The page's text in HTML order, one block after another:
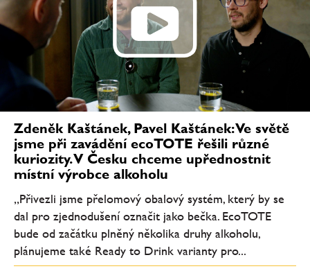
Zdeněk Kaštánek, Pavel Kaštánek: Ve světě
jsme při zavádění ecoTOTE řešili různé
kuriozity. V Česku chceme upřednostnit
místní výrobce alkoholu
„Přivezli jsme přelomový obalový systém, který by se
dal pro zjednodušení označit jako bečka. EcoTOTE
bude od začátku plněný několika druhy alkoholu,
plánujeme také Ready to Drink varianty pro...